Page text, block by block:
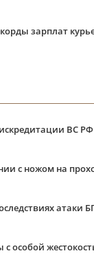
зарплат
ВС РФ
с ножом на
атаки
особой